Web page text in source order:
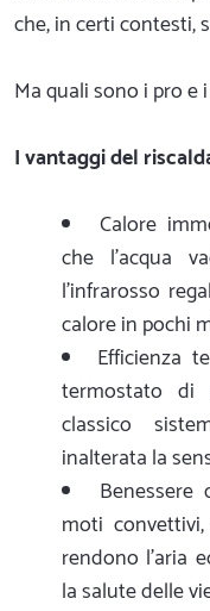
che, in certi contesti,
Ma quali sono i pro e
I vantaggi del
Calore
che l'acqua
l'infrarosso
calore in pochi
Efficienza
termostato
classico
inalterata la
moti
rendono l'aria
la salute delle